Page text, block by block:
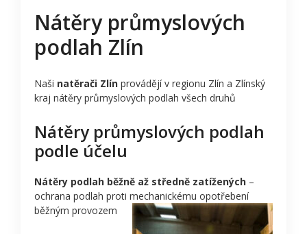
Nátěry průmyslových
podlah Zlín
Naši natěrači Zlín provádějí v regionu Zlín a Zlínský
kraj nátěry průmyslových podlah všech druhů
Nátěry průmyslových podlah
podle účelu
Nátěry podlah běžně až středně zatížených –
ochrana podlah proti mechanickému opotřebení
běžným provozem